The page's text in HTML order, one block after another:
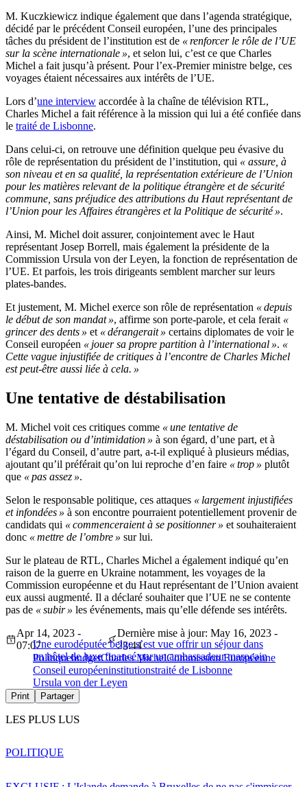
M. Kuczkiewicz indique également que dans l’agenda stratégique,
décidé par le précédent Conseil européen, l’une des principales
tâches du président de l’institution est de « renforcer le rôle de l’UE
sur la scène internationale », et selon lui, c’est ce que Charles
Michel a fait jusqu’à présent. Pour l’ex-Premier ministre belge, ces
voyages étaient nécessaires aux intérêts de l’UE.
Lors d’une interview accordée à la chaîne de télévision RTL,
Charles Michel a fait référence à la mission qui lui a été confiée dans
le traité de Lisbonne.
Dans celui-ci, on retrouve une définition quelque peu évasive du
rôle de représentation du président de l’institution, qui « assure, à
son niveau et en sa qualité, la représentation extérieure de l’Union
pour les matières relevant de la politique étrangère et de sécurité
commune, sans préjudice des attributions du Haut représentant de
l’Union pour les Affaires étrangères et la Politique de sécurité ».
Ainsi, M. Michel doit assurer, conjointement avec le Haut
représentant Josep Borrell, mais également la présidente de la
Commission Ursula von der Leyen, la fonction de représentation de
l’UE. Et parfois, les trois dirigeants semblent marcher sur leurs
plates-bandes.
Et justement, M. Michel exerce son rôle de représentation « depuis
le début de son mandat », affirme son porte-parole, et cela ferait «
grincer des dents » et « dérangerait » certains diplomates de voir le
Conseil européen « jouer sa propre partition à l’international ». «
Cette vague injustifiée de critiques à l’encontre de Charles Michel
est peut-être aussi liée à cela. »
Une tentative de déstabilisation
M. Michel voit ces critiques comme « une tentative de
déstabilisation ou d’intimidation » à son égard, d’une part, et à
l’égard du Conseil, d’autre part, a-t-il expliqué à plusieurs médias,
ajoutant qu’il préférait qu’on lui reproche d’en faire « trop » plutôt
que « pas assez ».
Selon le responsable politique, ces attaques « largement injustifiées
et infondées » à son encontre pourraient potentiellement provenir de
candidats qui « commenceraient à se positionner » et souhaiteraient
donc « mettre de l’ombre » sur lui.
Sur le plateau de RTL, Charles Michel a également indiqué qu’en
raison de la guerre en Ukraine notamment, les voyages de la
Commission européenne et du Haut représentant de l’Union avaient
eux aussi augmenté. Il a déclaré souhaiter que l’UE ne se contente
pas de « subir » les événements, mais qu’elle défende ses intérêts.
Une eurodéputée belge s’est vue offrir un séjour dans
un hôtel de luxe financé par un ambassadeur marocain
Apr 14, 2023 -
07:07
Dernière mise à jour: May 16, 2023 -
23:44
PolitiquebudgetCharles MichelCommission Européenne
Conseil européeninstitutionstraité de Lisbonne
Ursula von der Leyen
Print Partager
LES PLUS LUS
POLITIQUE